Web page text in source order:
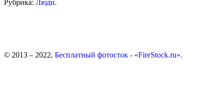
Рубрика: Люди.
© 2013 – 2022, Бесплатный фотосток - «FireStock.ru».